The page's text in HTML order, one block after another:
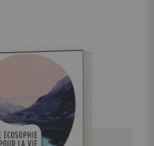
la même direction ; l'écorce est